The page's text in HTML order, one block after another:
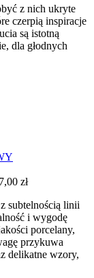
z nich ukryte
czerpią inspiracje
są istotną
dla głodnych
zł
subtelnością linii
i wygodę
porcelany,
przykuwa
delikatne wzory,